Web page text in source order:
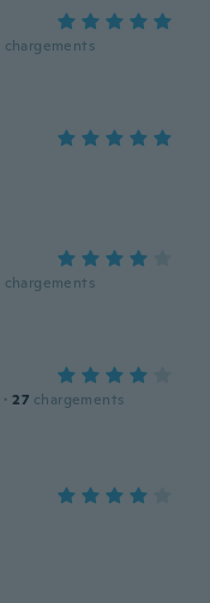
chargements
chargements
· 27 chargements